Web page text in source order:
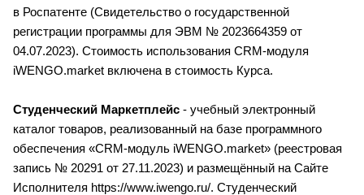
в Роспатенте (Свидетельство о государственной
регистрации программы для ЭВМ № 2023664359 от
04.07.2023). Стоимость использования CRM-модуля
iWENGO.market включена в стоимость Курса.
Студенческий Маркетплейс - учебный электронный
каталог товаров, реализованный на базе программного
обеспечения «CRM-модуль iWENGO.market» (реестровая
запись № 20291 от 27.11.2023) и размещённый на Сайте
Исполнителя https://www.iwengo.ru/. Студенческий